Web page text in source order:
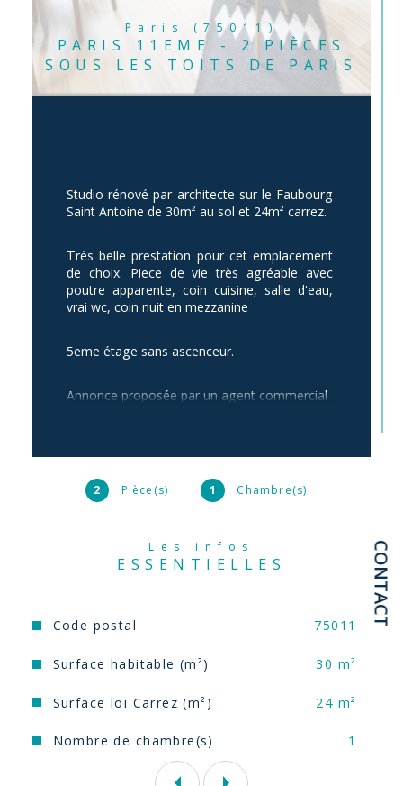
CONTACT
Paris (75011)
PARIS 11EME - 2 PIÈCES
SOUS LES TOITS DE PARIS
2 Pièce(s) 1 Chambre(s)
Les infos
ESSENTIELLES
Caractéristiques Valeurs
Code postal 75011
Surface habitable (m²) 30 m²
Surface loi Carrez (m²) 24 m²
Nombre de chambre(s) 1
Studio rénové par architecte sur le Faubourg
Saint Antoine de 30m² au sol et 24m² carrez.
Très belle prestation pour cet emplacement
de choix. Piece de vie très agréable avec
poutre apparente, coin cuisine, salle d'eau,
vrai wc, coin nuit en mezzanine
5eme étage sans ascenceur.
Annonce proposée par un agent commercial